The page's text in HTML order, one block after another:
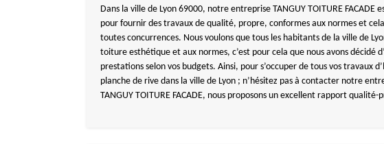
Dans la ville de Lyon 69000, notre entreprise TANGUY TOITURE FACADE
pour fournir des travaux de qualité, propre, conformes aux normes et
toutes concurrences. Nous voulons que tous les habitants de la ville de
toiture esthétique et aux normes, c’est pour cela que nous avons décidé
prestations selon vos budgets. Ainsi, pour s’occuper de tous vos travaux
planche de rive dans la ville de Lyon ; n’hésitez pas à contacter notre
TANGUY TOITURE FACADE, nous proposons un excellent rapport qualité-